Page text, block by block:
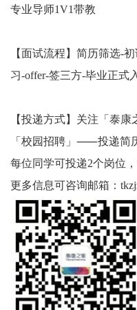
专业导师1V1带教
【⾯试流程】简历筛选-
习-offer-签三⽅-毕业正式
【投递⽅式】关注「泰
「校园招聘」⸺投递简
每位同学可投递2个岗位
更多信息可咨询邮箱：